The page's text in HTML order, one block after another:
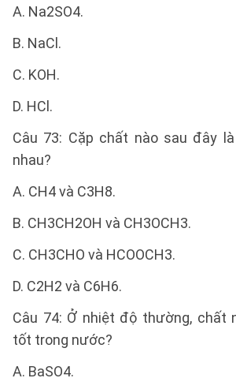
A. Na2SO4.
B. NaCl.
C. KOH.
D. HCl.
Câu 73: Cặp chất nào sau đây
nhau?
A. CH4 và C3H8.
B. CH3CH2OH và CH3OCH3.
C. CH3CHO và HCOOCH3.
D. C2H2 và C6H6.
Câu 74: Ở nhiệt độ thường, chất
tốt trong nước?
A. BaSO4.